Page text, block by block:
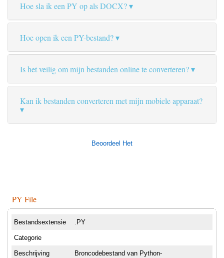
Hoe sla ik een PY op als DOCX?
Hoe open ik een PY-bestand?
Is het veilig om mijn bestanden online te converteren?
Kan ik bestanden converteren met mijn mobiele apparaat?
Beoordeel Het
PY File
Bestandsextensie .PY
Categorie
Beschrijving
Broncodebestand van Python-